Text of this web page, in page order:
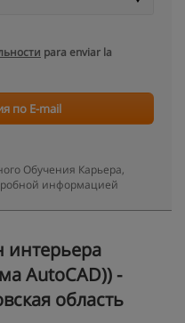
para enviar la
по E-mail
Обучения Карьера,
информацией
интерьера
AutoCAD)) -
область